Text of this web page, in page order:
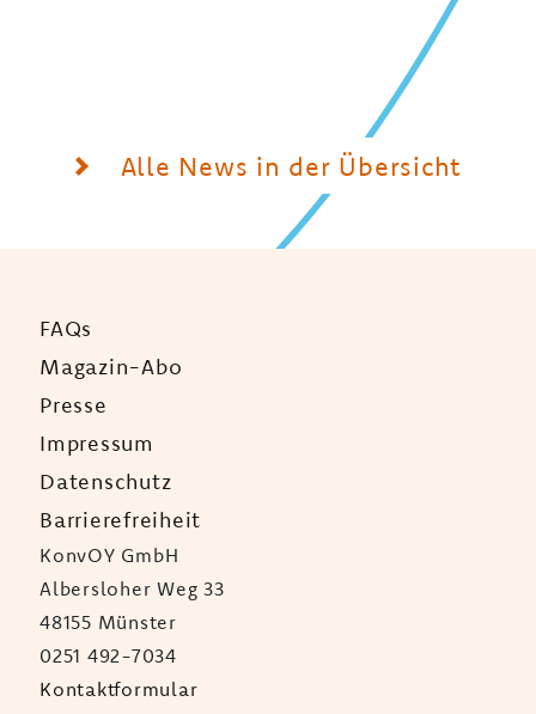
Alle News in der Übersicht
FAQs
Magazin-Abo
Presse
Impressum
Datenschutz
Barrierefreiheit
KonvOY GmbH
Albersloher Weg 33
48155 Münster
0251 492-7034
Kontaktformular